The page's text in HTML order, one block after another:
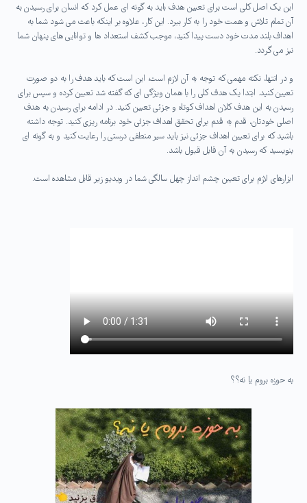
این یک اصل کلی است برای تعیین هدف باید به گونه ای عمل کرد که انسان برای رسیدن به
آن تمام تلاش و همت خود را به کار ببرد. این کار، علاوه بر اینکه باعث می شود شما به
اهداف بلند مدت خود دست پیدا کنید، موجب کشف استعداد ها و توانایی های پنهان شما
نیز می گردد.
و در انتها، نکته مهمی که توجه به آن لازم است، این است که باید هدف را به دو صورت
تعیین کنید. ابتدا یک هدف کلی را با همان ویژگی ای که گفته شد تعیین کرده و سپس برای
رسیدن به این هدف کلان اهداف کوتاه و جزئی تعیین کنید. در ادامه برای رسیدن به هدف
اصلی خودتان، قدم به قدم برای تحقق اهداف جزئی خود برنامه ریزی کنید. توجه داشته
باشید که برای تعیین اهداف جزئی نیز باید سیر منطقی درستی را رعایت کنید و به گونه ای
بنویسید که رسیدن به آن قابل قبول باشد.
ابزارهای لازم برای تعیین چشم انداز چهل سالگی شما در ویدیو زیر قابل مشاهده است.
به حوزه بروم یا نه؟؟